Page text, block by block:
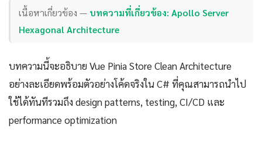
เนื้อหาเกี่ยวข้อง — บทความที่เกี่ยวข้อง: Apollo Server
Hexagonal Architecture
บทความนี้จะอธิบาย Vue Pinia Store Clean Architecture
อย่างละเอียดพร้อมตัวอย่างโค้ดจริงใน C# ที่คุณสามารถนำไป
ใช้ได้ทันทีรวมถึง design patterns, testing, CI/CD และ
performance optimization